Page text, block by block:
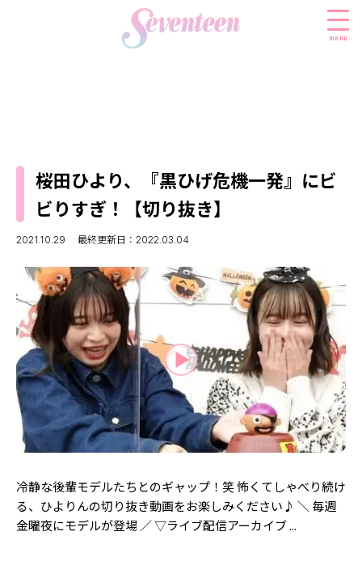
menu
FASHION
ファッションニュース
モデル私服
着回し
着痩せ
BEAUTY
ビューティニュース
トレンドメイク
ベストコスメ
ヘアアレンジ・ヘアケア
スキンケア
ボディケア
SCHOOL
制服コーデ
学校ヘアメイク
勉強・受験・進路
ENTERTAINMENT
エンタメニュース
なにわ男子
K-POP
LIFESTYLE
ライフスタイルニュース
JKランキング・アワード
モデルの購入品
おでかけ
お悩み相談
JK TREND
JKトレンドニュース
MODELS
MODEL'S BLOG
TikTok
YouTube
FORTUNE
桜田ひより、『黒ひげ危機一発』にビ
ビりすぎ！【切り抜き】
2021.10.29 最終更新日：2022.03.04
冷静な後輩モデルたちとのギャップ！笑 怖くてしゃべり続け
る、ひよりんの切り抜き動画をお楽しみください♪ ＼ 毎週
金曜夜にモデルが登場 ／ ▽ライブ配信アーカイブ ...